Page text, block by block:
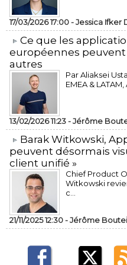
17/03/2026 17:00 -Jessica Ifker
​Ce que les
européennes
autres
Par Aliaksei
EMEA & LATAM,
13/02/2026 11:23 -Jérôme
​Barak Witkowski,
peuvent désormais
client unifié »
Chief Product
Witkowski
c...
21/11/2025 12:30 -Jérôme